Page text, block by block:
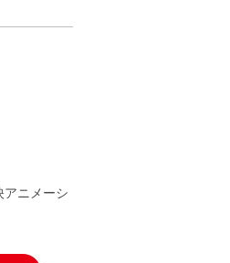
ニメーシ